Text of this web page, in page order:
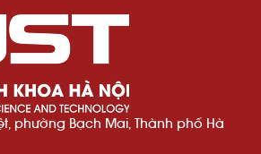
phường Bạch Mai, Thành phố Hà